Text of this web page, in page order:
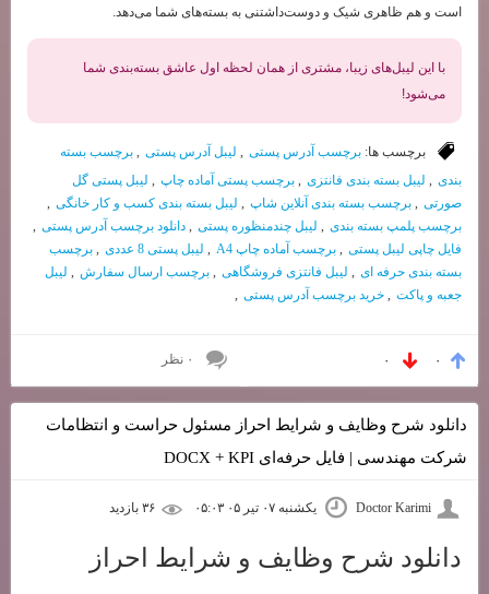
است و هم ظاهری شیک و دوست‌داشتنی به بسته‌های شما می‌دهد.
با این لیبل‌های زیبا، مشتری از همان لحظه اول عاشق بسته‌بندی شما
می‌شود!
برچسب ها: برچسب آدرس پستی لیبل آدرس پستی
برچسب بسته
بندی
لیبل بسته بندی فانتزی برچسب پستی آماده چاپ
لیبل پستی گل
صورتی
برچسب بسته بندی آنلاین شاپ لیبل بسته بندی کسب و کار خانگی
برچسب پلمپ بسته بندی
لیبل چندمنظوره پستی دانلود برچسب آدرس پستی
فایل چاپی لیبل پستی
برچسب آماده چاپ A4 لیبل پستی 8 عددی
برچسب
بسته بندی حرفه ای
لیبل فانتزی فروشگاهی برچسب ارسال سفارش
لیبل
جعبه و پاکت
خرید برچسب آدرس پستی
۰ ۰ ۰ نظر
دانلود شرح وظایف و شرایط احراز مسئول حراست و انتظامات
شرکت مهندسی | فایل حرفه‌ای DOCX + KPI
Doctor Karimi یکشنبه ۰۷ تیر ۰۵ ۰۵:۰۳
دانلود شرح وظایف و شرایط احراز